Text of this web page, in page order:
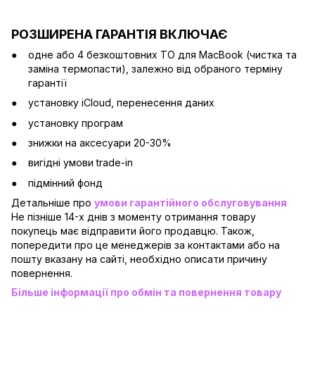
РОЗШИРЕНА ГАРАНТІЯ ВКЛЮЧАЄ
одне або 4 безкоштовних ТО для MacBook (чистка та
заміна термопасти), залежно від обраного терміну
гарантії
установку iCloud, перенесення даних
установку програм
знижки на аксесуари 20-30%
вигідні умови trade-in
підмінний фонд
Детальніше про умови гарантійного обслуговування
Не пізніше 14-х днів з моменту отримання товару
покупець має відправити його продавцю. Також,
попередити про це менеджерів за контактами або на
пошту вказану на сайті, необхідно описати причину
повернення.
Більше інформації про обмін та повернення товару